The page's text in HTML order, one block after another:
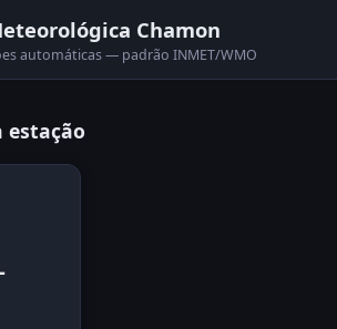
Chamon
automáticas — padrão INMET/WMO
estação